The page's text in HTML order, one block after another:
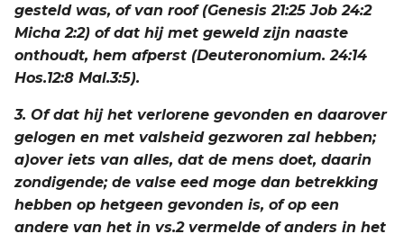
gesteld was, of van roof (Genesis 21:25 Job 24:2
Micha 2:2) of dat hij met geweld zijn naaste
onthoudt, hem afperst (Deuteronomium. 24:14
Hos.12:8 Mal.3:5).
3. Of dat hij het verlorene gevonden en daarover
gelogen en met valsheid gezworen zal hebben;
a)over iets van alles, dat de mens doet, daarin
zondigende; de valse eed moge dan betrekking
hebben op hetgeen gevonden is, of op een
andere van het in vs.2 vermelde of anders in het